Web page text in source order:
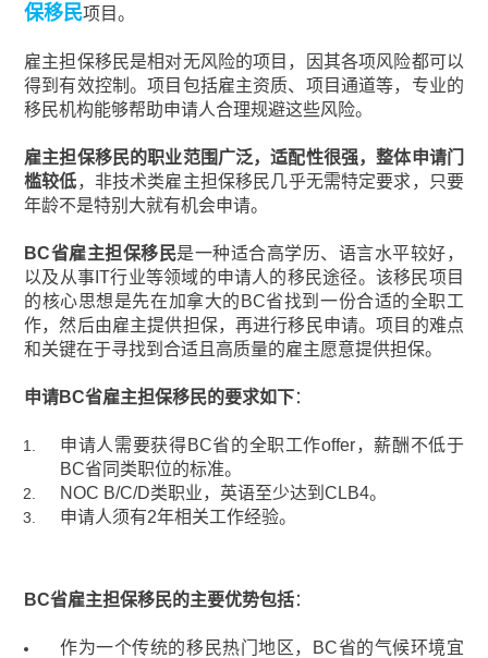
保移民项目。
雇主担保移民是相对无风险的项目，因其各项风险都可以
得到有效控制。项目包括雇主资质、项目通道等，专业的
移民机构能够帮助申请人合理规避这些风险。
雇主担保移民的职业范围广泛，适配性很强，整体申请门
槛较低，非技术类雇主担保移民几乎无需特定要求，只要
年龄不是特别大就有机会申请。
BC省雇主担保移民是一种适合高学历、语言水平较好，
以及从事IT行业等领域的申请人的移民途径。该移民项目
的核心思想是先在加拿大的BC省找到一份合适的全职工
作，然后由雇主提供担保，再进行移民申请。项目的难点
和关键在于寻找到合适且高质量的雇主愿意提供担保。
申请BC省雇主担保移民的要求如下：
申请人需要获得BC省的全职工作offer，薪酬不低于
BC省同类职位的标准。
NOC B/C/D类职业，英语至少达到CLB4。
申请人须有2年相关工作经验。
BC省雇主担保移民的主要优势包括：
作为一个传统的移民热门地区，BC省的气候环境宜